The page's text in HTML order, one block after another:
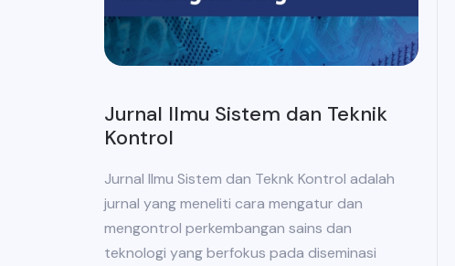
Jurnal Ilmu Sistem dan Teknik
Kontrol
Jurnal Ilmu Sistem dan Teknk Kontrol adalah
jurnal yang meneliti cara mengatur dan
mengontrol perkembangan sains dan
teknologi yang berfokus pada diseminasi